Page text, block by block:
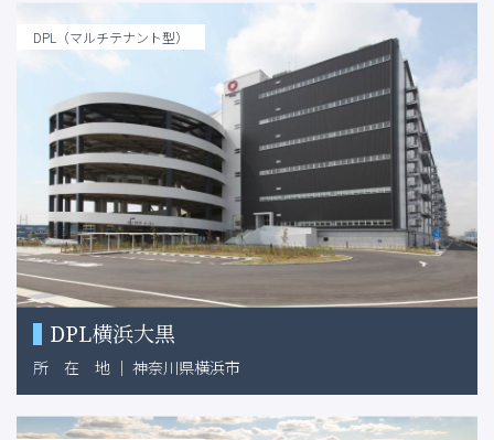
DPL（マルチテナント型）
DPL横浜大黒
所 在 地 ｜ 神奈川県横浜市